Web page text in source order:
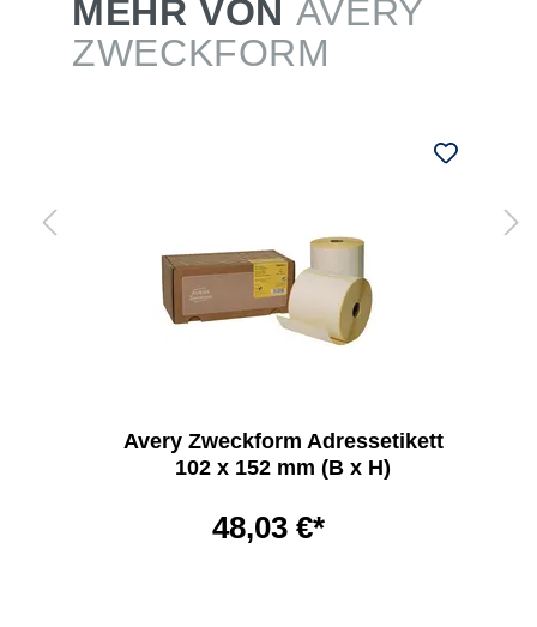
MEHR VON AVERY
ZWECKFORM
Avery Zweckform Adressetikett
102 x 152 mm (B x H)
48,03 €*